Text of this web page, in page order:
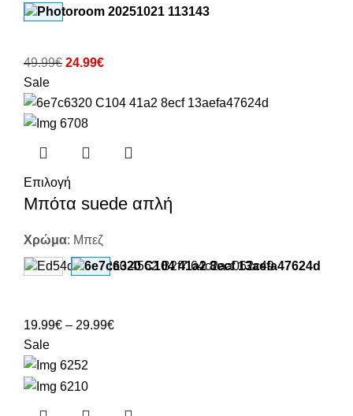
49.99€ 24.99€
Sale
Επιλογή
Μπότα suede απλή
Χρώμα: Μπεζ
19.99€ – 29.99€
Sale